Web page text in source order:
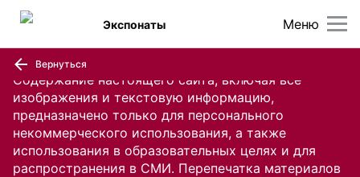
Содержание настоящего сайта, включая все
изображения и текстовую информацию,
предназначено только для персонального
некоммерческого использования, а также
использования в образовательных целях и для
распространения в СМИ. Перепечатка материалов
Меню
Экспонаты
Вернуться